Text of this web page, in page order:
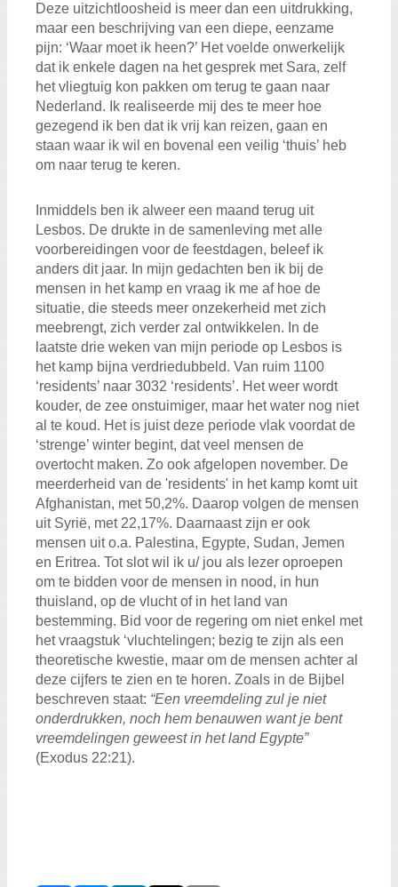
Deze uitzichtloosheid is meer dan een uitdrukking,
maar een beschrijving van een diepe, eenzame
pijn: ‘Waar moet ik heen?’ Het voelde onwerkelijk
dat ik enkele dagen na het gesprek met Sara, zelf
het vliegtuig kon pakken om terug te gaan naar
Nederland. Ik realiseerde mij des te meer hoe
gezegend ik ben dat ik vrij kan reizen, gaan en
staan waar ik wil en bovenal een veilig ‘thuis’ heb
om naar terug te keren.
Inmiddels ben ik alweer een maand terug uit
Lesbos. De drukte in de samenleving met alle
voorbereidingen voor de feestdagen, beleef ik
anders dit jaar. In mijn gedachten ben ik bij de
mensen in het kamp en vraag ik me af hoe de
situatie, die steeds meer onzekerheid met zich
meebrengt, zich verder zal ontwikkelen. In de
laatste drie weken van mijn periode op Lesbos is
het kamp bijna verdriedubbeld. Van ruim 1100
‘residents’ naar 3032 ‘residents’. Het weer wordt
kouder, de zee onstuimiger, maar het water nog niet
al te koud. Het is juist deze periode vlak voordat de
‘strenge’ winter begint, dat veel mensen de
overtocht maken. Zo ook afgelopen november. De
meerderheid van de 'residents' in het kamp komt uit
Afghanistan, met 50,2%. Daarop volgen de mensen
uit Syrië, met 22,17%. Daarnaast zijn er ook
mensen uit o.a. Palestina, Egypte, Sudan, Jemen
en Eritrea. Tot slot wil ik u/ jou als lezer oproepen
om te bidden voor de mensen in nood, in hun
thuisland, op de vlucht of in het land van
bestemming. Bid voor de regering om niet enkel met
het vraagstuk ‘vluchtelingen; bezig te zijn als een
theoretische kwestie, maar om de mensen achter al
deze cijfers te zien en te horen. Zoals in de Bijbel
beschreven staat: “Een vreemdeling zul je niet
onderdrukken, noch hem benauwen want je bent
vreemdelingen geweest in het land Egypte”
(Exodus 22:21).